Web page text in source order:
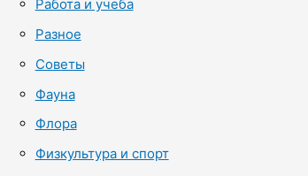
Работа и учеба
Разное
Советы
Фауна
Флора
Физкультура и спорт